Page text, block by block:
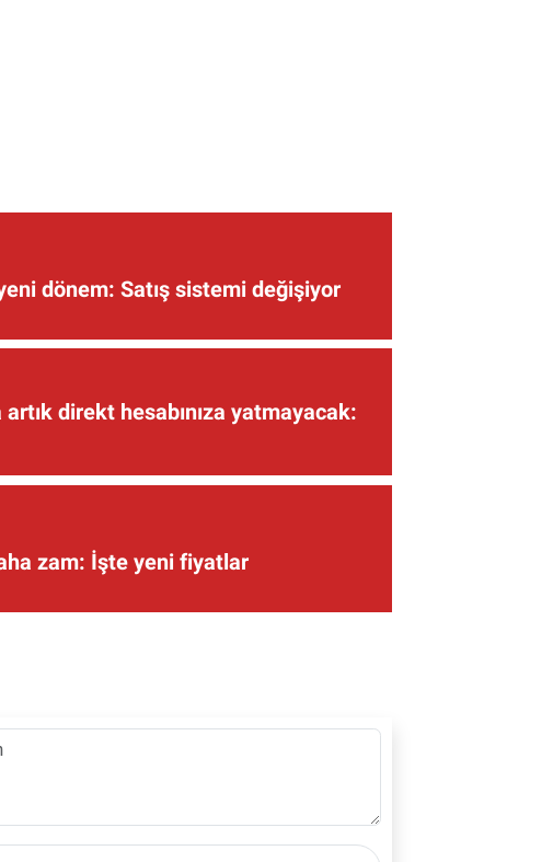
dönem: Satış sistemi değişiyor
artık direkt hesabınıza yatmayacak:
zam: İşte yeni fiyatlar